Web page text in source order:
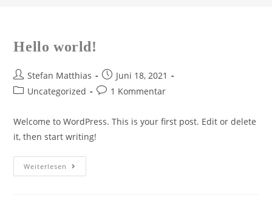
Hello world!
Stefan Matthias
Juni 18, 2021
Uncategorized
1 Kommentar
Welcome to WordPress. This is your first post. Edit or delete
it, then start writing!
Weiterlesen